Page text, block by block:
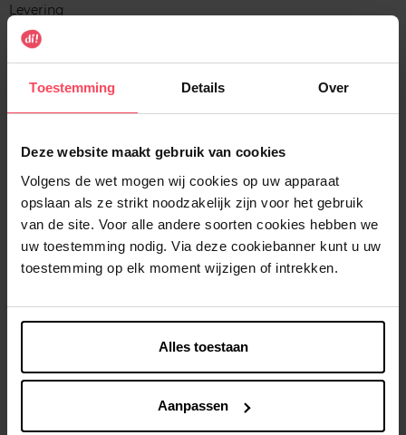
Toestemming Details Over
Deze website maakt gebruik van cookies
Volgens de wet mogen wij cookies op uw apparaat
opslaan als ze strikt noodzakelijk zijn voor het gebruik
van de site. Voor alle andere soorten cookies hebben we
uw toestemming nodig. Via deze cookiebanner kunt u uw
toestemming op elk moment wijzigen of intrekken.
Alles toestaan
Aanpassen
Levering
Voorradig
In winkelmandje
Gratis levering bij aankoop van min. 35€.
Gratis retour in je winkelpunt
Verzending binnen 24u